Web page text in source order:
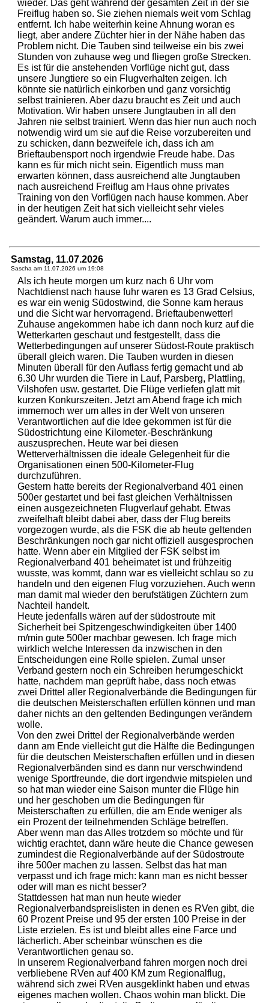
wieder. Das geht während der gesamten Zeit in der sie
Freiflug haben so. Sie ziehen niemals weit vom Schlag
entfernt. Ich habe weiterhin keine Ahnung woran es
liegt, aber andere Züchter hier in der Nähe haben das
Problem nicht. Die Tauben sind teilweise ein bis zwei
Stunden von zuhause weg und fliegen große Strecken.
Es ist für die anstehenden Vorflüge nicht gut, dass
unsere Jungtiere so ein Flugverhalten zeigen. Ich
könnte sie natürlich einkorben und ganz vorsichtig
selbst trainieren. Aber dazu braucht es Zeit und auch
Motivation. Wir haben unsere Jungtauben in all den
Jahren nie selbst trainiert. Wenn das hier nun auch noch
notwendig wird um sie auf die Reise vorzubereiten und
zu schicken, dann bezweifele ich, dass ich am
Brieftaubensport noch irgendwie Freude habe. Das
kann es für mich nicht sein. Eigentlich muss man
erwarten können, dass ausreichend alte Jungtauben
nach ausreichend Freiflug am Haus ohne privates
Training von den Vorflügen nach hause kommen. Aber
in der heutigen Zeit hat sich vielleicht sehr vieles
geändert. Warum auch immer....
Samstag, 11.07.2026
Sascha am 11.07.2026 um 19:08
Als ich heute morgen um kurz nach 6 Uhr vom
Nachtdienst nach hause fuhr waren es 13 Grad Celsius,
es war ein wenig Südostwind, die Sonne kam heraus
und die Sicht war hervorragend. Brieftaubenwetter!
Zuhause angekommen habe ich dann noch kurz auf die
Wetterkarten geschaut und festgestellt, dass die
Wetterbedingungen auf unserer Südost-Route praktisch
überall gleich waren. Die Tauben wurden in diesen
Minuten überall für den Auflass fertig gemacht und ab
6.30 Uhr wurden die Tiere in Lauf, Parsberg, Plattling,
Vilshofen usw. gestartet. Die Flüge verliefen glatt mit
kurzen Konkurszeiten. Jetzt am Abend frage ich mich
immernoch wer um alles in der Welt von unseren
Verantwortlichen auf die Idee gekommen ist für die
Südostrichtung eine Kilometer.-Beschränkung
auszusprechen. Heute war bei diesen
Wetterverhältnissen die ideale Gelegenheit für die
Organisationen einen 500-Kilometer-Flug
durchzuführen.
Gestern hatte bereits der Regionalverband 401 einen
500er gestartet und bei fast gleichen Verhältnissen
einen ausgezeichneten Flugverlauf gehabt. Etwas
zweifelhaft bleibt dabei aber, dass der Flug bereits
vorgezogen wurde, als die FSK die ab heute geltenden
Beschränkungen noch gar nicht offiziell ausgesprochen
hatte. Wenn aber ein Mitglied der FSK selbst im
Regionalverband 401 beheimatet ist und frühzeitig
wusste, was kommt, dann war es vielleicht schlau so zu
handeln und den eigenen Flug vorzuziehen. Auch wenn
man damit mal wieder den berufstätigen Züchtern zum
Nachteil handelt.
Heute jedenfalls wären auf der südostroute mit
Sicherheit bei Spitzengeschwindigkeiten über 1400
m/min gute 500er machbar gewesen. Ich frage mich
wirklich welche Interessen da inzwischen in den
Entscheidungen eine Rolle spielen. Zumal unser
Verband gestern noch ein Schreiben herumgeschickt
hatte, nachdem man geprüft habe, dass noch etwas
zwei Drittel aller Regionalverbände die Bedingungen für
die deutschen Meisterschaften erfüllen können und man
daher nichts an den geltenden Bedingungen verändern
wolle.
Von den zwei Drittel der Regionalverbände werden
dann am Ende vielleicht gut die Hälfte die Bedingungen
für die deutschen Meisterschaften erfüllen und in diesen
Regionalverbänden sind es dann nur verschwindend
wenige Sportfreunde, die dort irgendwie mitspielen und
so hat man wieder eine Saison munter die Flüge hin
und her geschoben um die Bedingungen für
Meisterschaften zu erfüllen, die am Ende weniger als
ein Prozent der teilnehmenden Schläge betreffen.
Aber wenn man das Alles trotzdem so möchte und für
wichtig erachtet, dann wäre heute die Chance gewesen
zumindest die Regionalverbände auf der Südostroute
ihre 500er machen zu lassen. Selbst das hat man
verpasst und ich frage mich: kann man es nicht besser
oder will man es nicht besser?
Stattdessen hat man nun heute wieder
Regionalverbandspreislisten in denen es RVen gibt, die
60 Prozent Preise und 95 der ersten 100 Preise in der
Liste erzielen. Es ist und bleibt alles eine Farce und
lächerlich. Aber scheinbar wünschen es die
Verantwortlichen genau so.
In unserem Regionalverband fahren morgen noch drei
verbliebene RVen auf 400 KM zum Regionalflug,
während sich zwei RVen ausgeklinkt haben und etwas
eigenes machen wollen. Chaos wohin man blickt. Die